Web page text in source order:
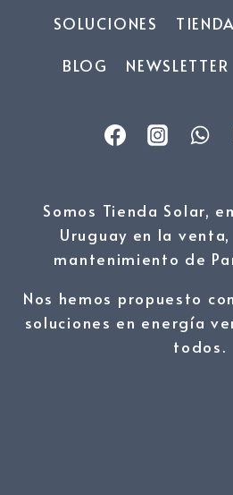
SOLUCIONES TIENDA
BLOG
NEWSLETTER
Somos Tienda Solar,
Uruguay en la
mantenimiento de
Nos hemos propuesto
soluciones en energía
todos.